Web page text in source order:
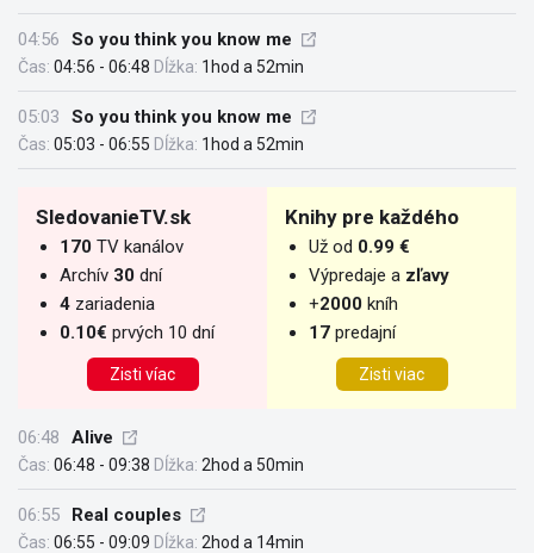
04:56 So you think you know me
Čas: 04:56 - 06:48 Dĺžka: 1hod a 52min
05:03 So you think you know me
Čas: 05:03 - 06:55 Dĺžka: 1hod a 52min
SledovanieTV.sk
170 TV kanálov
Archív 30 dní
4 zariadenia
0.10€ prvých 10 dní
Zisti víac
Knihy pre každého
Už od 0.99 €
Výpredaje a zľavy
+2000 kníh
17 predajní
Zisti viac
06:48 Alive
Čas: 06:48 - 09:38 Dĺžka: 2hod a 50min
06:55 Real couples
Čas: 06:55 - 09:09 Dĺžka: 2hod a 14min